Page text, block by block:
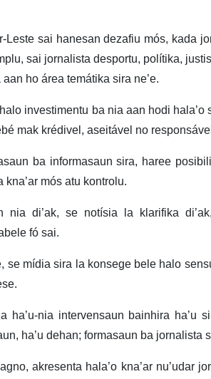
Leste sai hanesan dezafiu mós, kada
sai jornalista desportu, polítika,
ho área temátika sira ne’e.
investimentu ba nia aan hodi hala’o
mak krédivel, aseitável no
ba informasaun sira, haree
mós atu kontrolu.
nia di’ak, se notísia la klarifika
fó sai.
se mídia sira la konsege bele halo
ha’u-nia intervensaun bainhira ha’u
ha’u dehan; formasaun ba jornalista
akresenta hala’o kna’ar nu’udar